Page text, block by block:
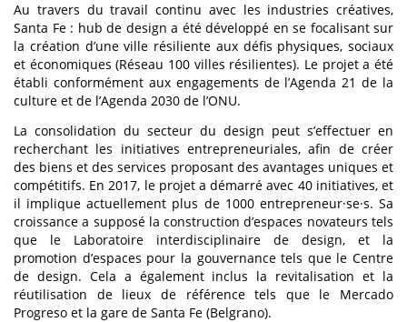
Au travers du travail continu avec les industries créatives,
Santa Fe : hub de design a été développé en se focalisant sur
la création d’une ville résiliente aux défis physiques, sociaux
et économiques (Réseau 100 villes résilientes). Le projet a été
établi conformément aux engagements de l’Agenda 21 de la
culture et de l’Agenda 2030 de l’ONU.
La consolidation du secteur du design peut s’effectuer en
recherchant les initiatives entrepreneuriales, afin de créer
des biens et des services proposant des avantages uniques et
compétitifs. En 2017, le projet a démarré avec 40 initiatives, et
il implique actuellement plus de 1000 entrepreneur·se·s. Sa
croissance a supposé la construction d’espaces novateurs tels
que le Laboratoire interdisciplinaire de design, et la
promotion d’espaces pour la gouvernance tels que le Centre
de design. Cela a également inclus la revitalisation et la
réutilisation de lieux de référence tels que le Mercado
Progreso et la gare de Santa Fe (Belgrano).